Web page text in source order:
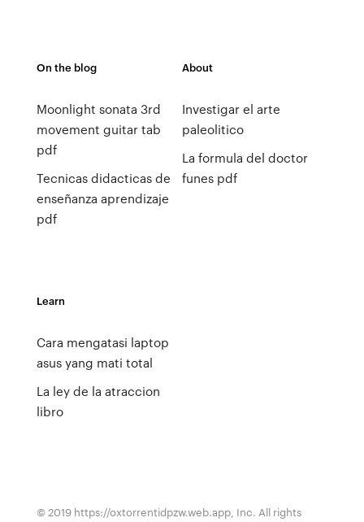
On the blog
Moonlight sonata 3rd
movement guitar tab
pdf
Tecnicas didacticas de
enseñanza aprendizaje
pdf
About
Investigar el arte
paleolitico
La formula del doctor
funes pdf
Learn
Cara mengatasi laptop
asus yang mati total
La ley de la atraccion
libro
© 2019 https://oxtorrentidpzw.web.app, Inc. All rights